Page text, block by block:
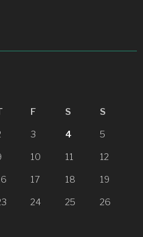
F S S
3 4 5
10 11 12
17 18 19
24 25 26